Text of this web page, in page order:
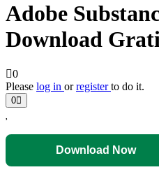
Adobe
Download
0
Please log in orregisterto do it.
0
Download Now